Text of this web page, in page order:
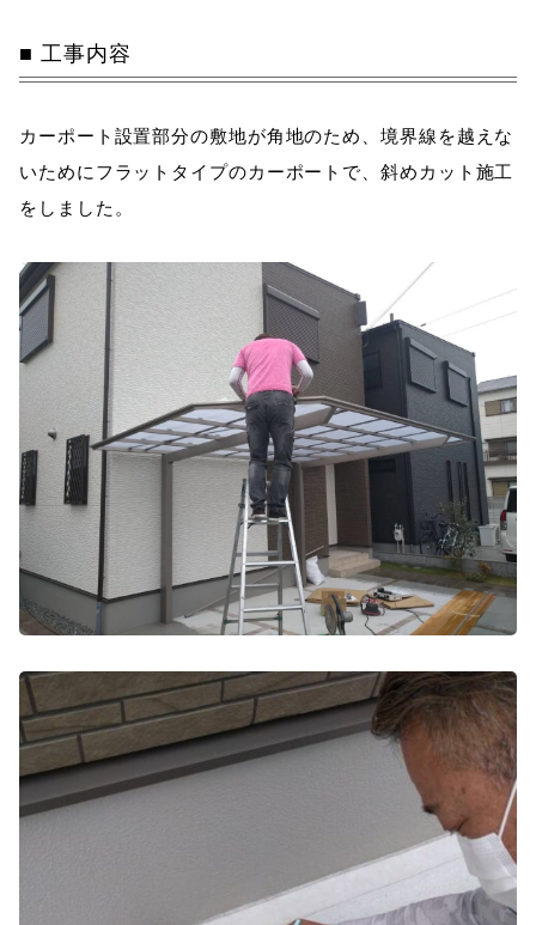
工事内容
カーポート設置部分の敷地が角地のため、境界線を越えな
いためにフラットタイプのカーポートで、斜めカット施工
をしました。